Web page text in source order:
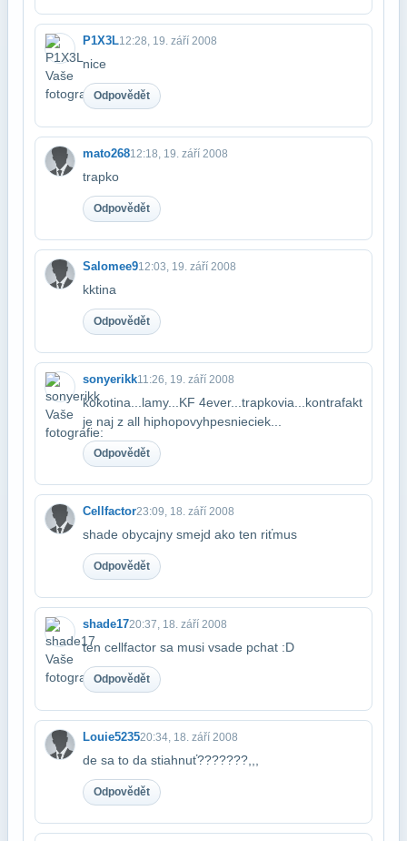
P1X3L12:28, 19. září 2008
nice
Odpovědět
mato26812:18, 19. září 2008
trapko
Odpovědět
Salomee912:03, 19. září 2008
kktina
Odpovědět
sonyerikk11:26, 19. září 2008
kokotina...lamy...KF 4ever...trapkovia...kontrafakt
je naj z all hiphopovyh​pesnieciek...
Odpovědět
Cellfactor23:09, 18. září 2008
shade obycajny smejd ako ten riťmus
Odpovědět
shade1720:37, 18. září 2008
ten cellfactor sa musi vsade pchat :D
Odpovědět
Louie523520:34, 18. září 2008
de sa to da stiahnuť???????,,,
Odpovědět